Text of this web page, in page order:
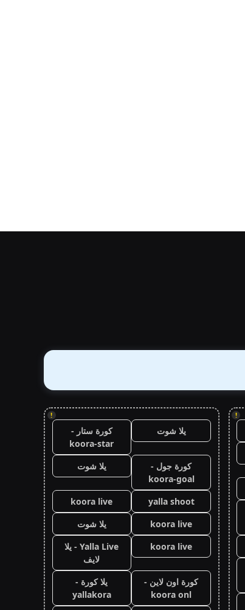
!
!
يلا شوت
كورة ستار -
koora-star
كورة جول -
koora-goal
يلا شوت
yalla shoot
koora live
koora live
يلا شوت
koora live
Yalla Live - يلا
لايف
كورة اون لاين -
koora onl
يلا كورة -
yallakora